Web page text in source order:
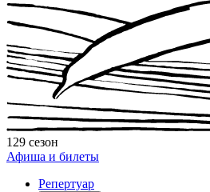
129 сезон
Афиша и билеты
Репертуар